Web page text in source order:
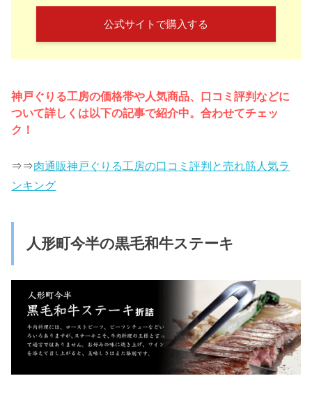
公式サイトで購入する
神戸ぐりる工房の価格帯や人気商品、口コミ評判などに
ついて詳しくは以下の記事で紹介中。合わせてチェッ
ク！
⇒⇒肉通販神戸ぐりる工房の口コミ評判と売れ筋人気ラ
ンキング
人形町今半の黒毛和牛ステーキ